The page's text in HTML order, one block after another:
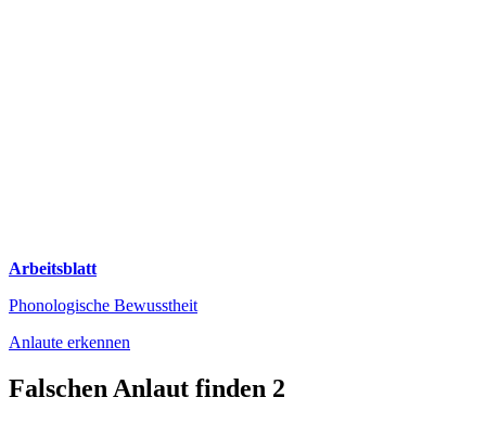
Arbeitsblatt
Phonologische Bewusstheit
Anlaute erkennen
Falschen Anlaut finden 2